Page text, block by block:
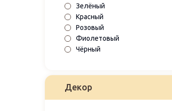
Зелёный
Красный
Розовый
Фиолетовый
Чёрный
Декор